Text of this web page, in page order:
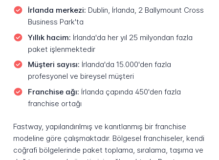
İrlanda merkezi: Dublin, İrlanda, 2 Ballymount Cross
Business Park'ta
Yıllık hacim: İrlanda'da her yıl 25 milyondan fazla
paket işlenmektedir
Müşteri sayısı: İrlanda'da 15.000'den fazla
profesyonel ve bireysel müşteri
Franchise ağı: İrlanda çapında 450'den fazla
franchise ortağı
Fastway, yapılandırılmış ve kanıtlanmış bir franchise
modeline göre çalışmaktadır. Bölgesel franchiseler, kendi
coğrafi bölgelerinde paket toplama, sıralama, taşıma ve